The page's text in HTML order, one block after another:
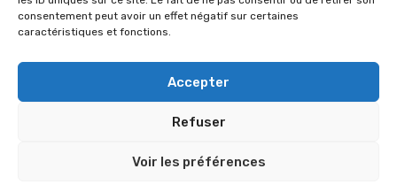
consentement peut avoir un effet négatif sur certaines
caractéristiques et fonctions.
Accepter
Refuser
Voir les préférences